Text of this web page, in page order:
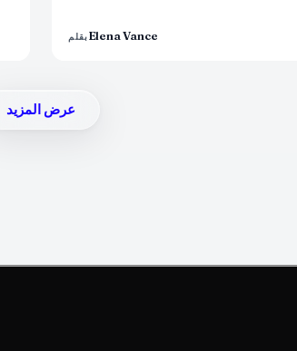
بقلمElena Vance
عرض المزيد